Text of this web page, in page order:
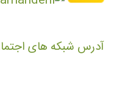
آدرس شبکه های